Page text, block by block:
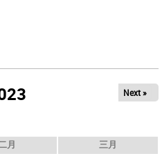
Next »
月 三月